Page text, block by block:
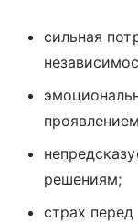
сильная
решениям;
страх